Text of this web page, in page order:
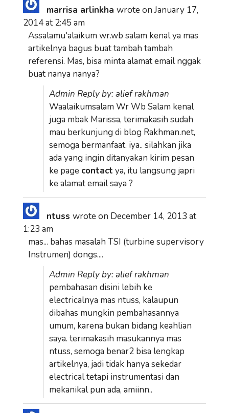
marrisa arlinkha wrote on January 17,
2014at 2:45 am
Assalamu'alaikum wr.wb salam kenal ya mas
artikelnya bagus buat tambah tambah
referensi. Mas, bisa minta alamat email nggak
buat nanya nanya?
Admin Reply by: alief rakhman
Waalaikumsalam Wr Wb Salam kenal
juga mbak Marissa, terimakasih sudah
mau berkunjung di blog Rakhman.net,
semoga bermanfaat. iya.. silahkan jika
ada yang ingin ditanyakan kirim pesan
ke page contact ya, itu langsung japri
ke alamat email saya ?
ntuss wrote on December 14, 2013 at
1:23 am
mas... bahas masalah TSI (turbine supervisory
Instrumen) dongs....
Admin Reply by: alief rakhman
pembahasan disini lebih ke
electricalnya mas ntuss, kalaupun
dibahas mungkin pembahasannya
umum, karena bukan bidang keahlian
saya. terimakasih masukannya mas
ntuss, semoga benar2 bisa lengkap
artikelnya, jadi tidak hanya sekedar
electrical tetapi instrumentasi dan
mekanikal pun ada, amiinn..